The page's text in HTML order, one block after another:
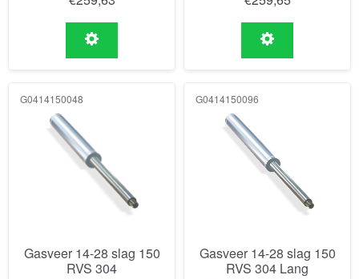
G0414150048
Gasveer 14-28 slag 150
RVS 304
G0414150096
Gasveer 14-28 slag 150
RVS 304 Lang